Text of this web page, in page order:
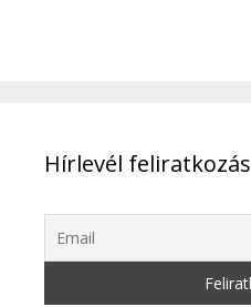
Hírlevél feliratkozás